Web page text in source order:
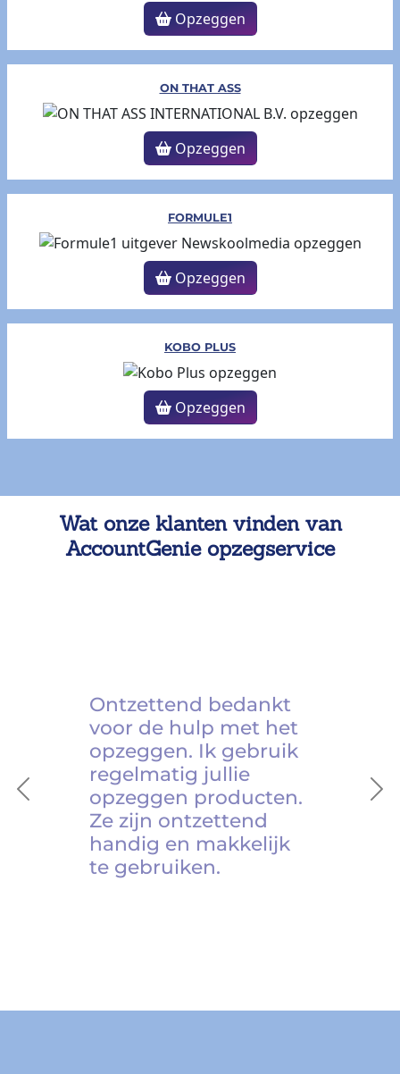
Opzeggen
ON THAT ASS
Opzeggen
FORMULE1
Opzeggen
KOBO PLUS
Opzeggen
Wat onze klanten vinden van
AccountGenie opzegservice
Previous
Ontzettend bedankt
voor de hulp met het
opzeggen. Ik gebruik
regelmatig jullie
opzeggen producten.
Ze zijn ontzettend
handig en makkelijk
te gebruiken.